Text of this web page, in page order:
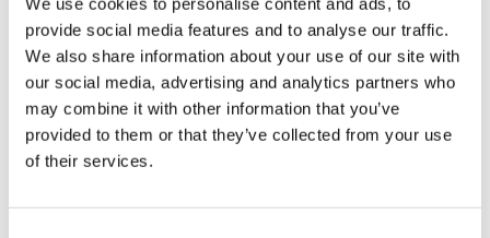
provide social media features and to analyse our traffic.
We also share information about your use of our site with
our social media, advertising and analytics partners who
may combine it with other information that you’ve
provided to them or that they’ve collected from your use
of their services.
med andra i branschen eller utveckla din
organisation genom en helt skräddarsydd
utbildning.
Genom våra kontinuerliga blogginlägg delar vi
insikter, reflektioner och nya perspektiv som
berör din vardag.